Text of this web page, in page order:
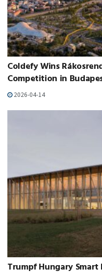
Coldefy Wins
Competition in
2026-04-14
Trumpf Hungary